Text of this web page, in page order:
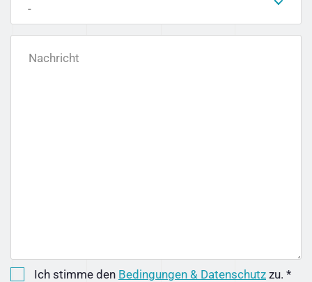
-
Nachricht
Ich stimme den Bedingungen & Datenschutz zu. *